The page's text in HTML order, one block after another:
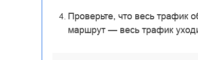
Проверьте, что весь трафик
маршрут — весь трафик